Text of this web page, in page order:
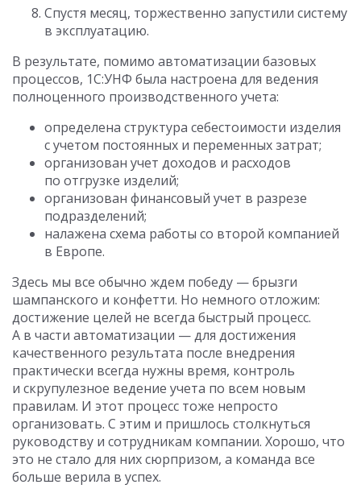
Спустя месяц, торжественно запустили систему
в эксплуатацию.
В результате, помимо автоматизации базовых
процессов, 1С:УНФ была настроена для ведения
полноценного производственного учета:
определена структура себестоимости изделия
с учетом постоянных и переменных затрат;
организован учет доходов и расходов
по отгрузке изделий;
организован финансовый учет в разрезе
подразделений;
налажена схема работы со второй компанией
в Европе.
Здесь мы все обычно ждем победу — брызги
шампанского и конфетти. Но немного отложим:
достижение целей не всегда быстрый процесс.
А в части автоматизации — для достижения
качественного результата после внедрения
практически всегда нужны время, контроль
и скрупулезное ведение учета по всем новым
правилам. И этот процесс тоже непросто
организовать. С этим и пришлось столкнуться
руководству и сотрудникам компании. Хорошо, что
это не стало для них сюрпризом, а команда все
больше верила в успех.